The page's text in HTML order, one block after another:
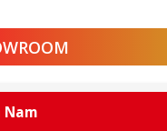
Nam